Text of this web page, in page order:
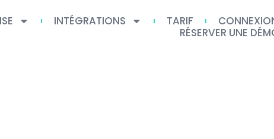
INTÉGRATIONS TARIF
RÉSERVER UNE